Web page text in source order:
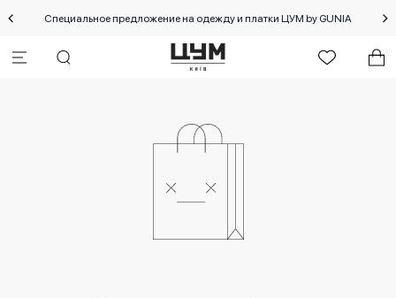
Специальное предложение на одежду и платки ЦУМ by GUNIA